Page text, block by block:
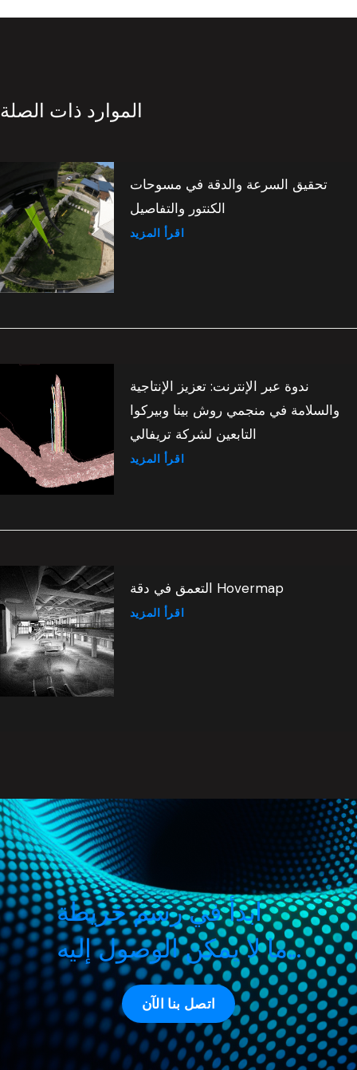
الموارد ذات الصلة
تحقيق السرعة والدقة في مسوحات
الكنتور والتفاصيل
اقرأ المزيد
ندوة عبر الإنترنت: تعزيز الإنتاجية
والسلامة في منجمي روش بينا وبيركوا
التابعين لشركة تريفالي
اقرأ المزيد
التعمق في دقة Hovermap
اقرأ المزيد
ابدأ في رسم خريطة
ما لا يمكن الوصول إليه...
اتصل بنا الآن